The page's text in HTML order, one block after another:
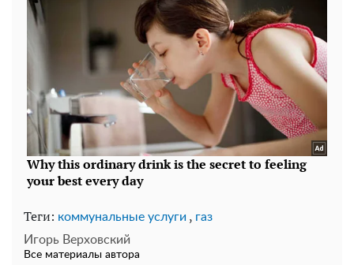
Теги: коммунальные услуги , газ
Игорь Верховский
Все материалы автора